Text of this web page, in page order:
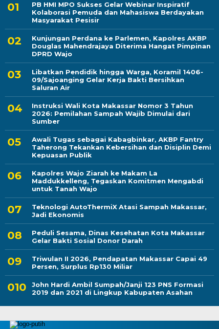
PB HMI MPO Sukses Gelar Webinar Inspiratif
Kolaborasi Pemuda dan Mahasiswa Berdayakan
Masyarakat Pesisir
Kunjungan Perdana ke Parlemen, Kapolres AKBP
Douglas Mahendrajaya Diterima Hangat Pimpinan
DPRD Wajo
Libatkan Pendidik hingga Warga, Koramil 1406-
09/Sajoanging Gelar Kerja Bakti Bersihkan
Saluran Air
Instruksi Wali Kota Makassar Nomor 3 Tahun
2026: Pemilahan Sampah Wajib Dimulai dari
Sumber
Awali Tugas sebagai Kabagbinkar, AKBP Fantry
Taherong Tekankan Kebersihan dan Disiplin Demi
Kepuasan Publik
Kapolres Wajo Ziarah ke Makam La
Maddukkelleng, Tegaskan Komitmen Mengabdi
untuk Tanah Wajo
Teknologi AutoThermiX Atasi Sampah Makassar,
Jadi Ekonomis
Peduli Sesama, Dinas Kesehatan Kota Makassar
Gelar Bakti Sosial Donor Darah
Triwulan II 2026, Pendapatan Makassar Capai 49
Persen, Surplus Rp130 Miliar
John Hardi Ambil Sumpah/Janji 123 PNS Formasi
2019 dan 2021 di Lingkup Kabupaten Asahan